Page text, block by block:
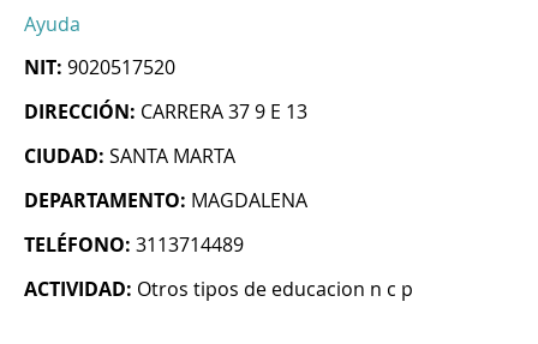
Ayuda
NIT: 9020517520
DIRECCIÓN: CARRERA 37 9 E 13
CIUDAD: SANTA MARTA
DEPARTAMENTO: MAGDALENA
TELÉFONO: 3113714489
ACTIVIDAD: Otros tipos de educacion n c p